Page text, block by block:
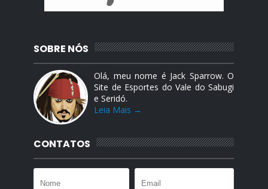
SOBRE NÓS
Olá, meu nome é Jack Sparrow. O
Site de Esportes do Vale do Sabugi
e Seridó.
Leia Mais →
CONTATOS